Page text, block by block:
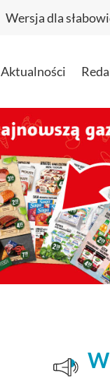
Wersja dla
Aktualności